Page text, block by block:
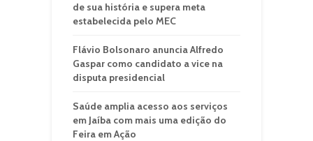
de sua história e supera meta
estabelecida pelo MEC
Flávio Bolsonaro anuncia Alfredo
Gaspar como candidato a vice na
disputa presidencial
Saúde amplia acesso aos serviços
em Jaíba com mais uma edição do
Feira em Ação